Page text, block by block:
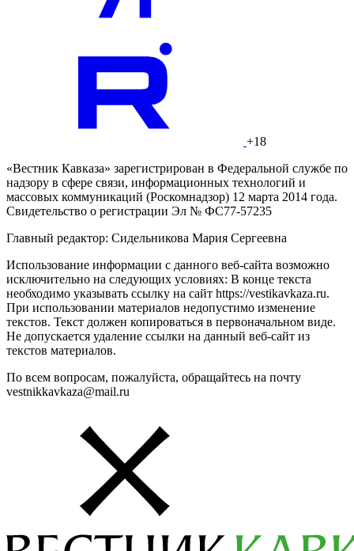
+18
«Вестник Кавказа» зарегистрирован в Федеральной службе по
надзору в сфере связи, информационных технологий и
массовых коммуникаций (Роскомнадзор) 12 марта 2014 года.
Свидетельство о регистрации Эл № ФС77-57235
Главный редактор: Сидельникова Мария Сергеевна
Использование информации с данного веб-сайта возможно
исключительно на следующих условиях: В конце текста
необходимо указывать ссылку на сайт https://vestikavkaza.ru.
При использовании материалов недопустимо изменение
текстов. Текст должен копироваться в первоначальном виде.
Не допускается удаление ссылки на данный веб-сайт из
текстов материалов.
По всем вопросам, пожалуйста, обращайтесь на почту
vestnikkavkaza@mail.ru